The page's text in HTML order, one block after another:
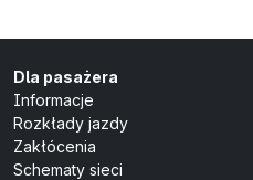
Dla pasażera
Informacje
Rozkłady jazdy
Zakłócenia
Schematy sieci